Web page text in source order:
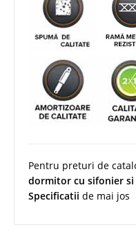
Pentru preturi de
dormitor cu sifonier
Specificatii de mai jos